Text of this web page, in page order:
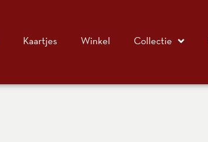
Kaartjes Winkel Collectie